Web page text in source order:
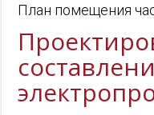
План помещения